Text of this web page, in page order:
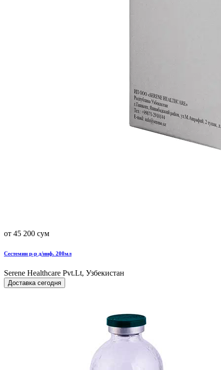
от 45 200 сум
Сестемин р-р д/инф. 200мл
Serene Healthcare Pvt.Lt, Узбекистан
Доставка сегодня